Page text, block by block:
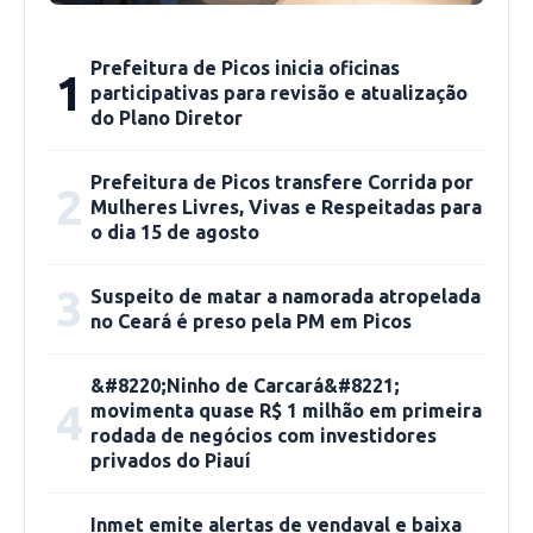
Sanya Elaine é presidente da APAPI de Picos e
causa animal da cidade, conta que recebeu o
convite para participar da reunião com surpresa
e gratidão. Segundo ela, geralmente são os
público posicionamentos, e nesse caso, Sanya
saúde de Picos.
“Hoje o gestor nos chamou, para junto com as
outras ONGs, com a gestão e o Centro de
1
Prefeitura de Picos inicia oficinas
participativas para revisão e atualização
do Plano Diretor
2 Prefeitura de Picos transfere Corrida por
Mulheres Livres, Vivas e Respeitadas para
o dia 15 de agosto
3 Suspeito de matar a namorada atropelada
no Ceará é preso pela PM em Picos
4
&#8220;Ninho de Carcará&#8221;
movimenta quase R$ 1 milhão em primeira
rodada de negócios com investidores
privados do Piauí
Inmet emite alertas de vendaval e baixa